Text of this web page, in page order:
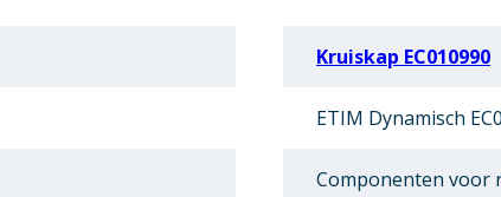
Kruiskap EC010990
ETIM Dynamisch
Componenten voor